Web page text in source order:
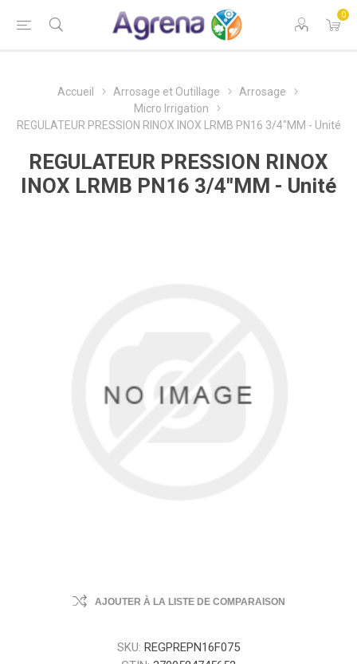
0
Accueil Arrosage et Outillage
Arrosage
Micro Irrigation
REGULATEUR PRESSION RINOX INOX LRMB PN16 3/4"MM - Unité
REGULATEUR PRESSION RINOX
INOX LRMB PN16 3/4"MM - Unité
AJOUTER À LA LISTE DE COMPARAISON
SKU: REGPREPN16F075